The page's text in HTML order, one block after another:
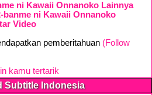
ni Kawaii Onnanoko Lainnya
banme ni Kawaii Onnanoko
Video
pemberitahuan (Follow
kamu tertarik
Subtitle Indonesia